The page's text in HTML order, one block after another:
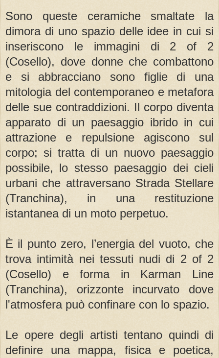
Sono queste ceramiche smaltate la
dimora di uno spazio delle idee in cui si
inseriscono le immagini di 2 of 2
(Cosello), dove donne che combattono
e si abbracciano sono figlie di una
mitologia del contemporaneo e metafora
delle sue contraddizioni. Il corpo diventa
apparato di un paesaggio ibrido in cui
attrazione e repulsione agiscono sul
corpo; si tratta di un nuovo paesaggio
possibile, lo stesso paesaggio dei cieli
urbani che attraversano Strada Stellare
(Tranchina), in una restituzione
istantanea di un moto perpetuo.
È il punto zero, l’energia del vuoto, che
trova intimità nei tessuti nudi di 2 of 2
(Cosello) e forma in Karman Line
(Tranchina), orizzonte incurvato dove
l'atmosfera può confinare con lo spazio.
Le opere degli artisti tentano quindi di
definire una mappa, fisica e poetica,